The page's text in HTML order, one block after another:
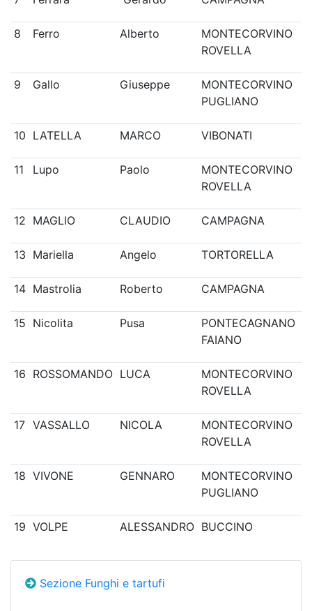
8 Ferro Alberto
MONTECORVINO
ROVELLA
9 Gallo Giuseppe
MONTECORVINO
PUGLIANO
10 LATELLA MARCO VIBONATI
11 Lupo Paolo
MONTECORVINO
ROVELLA
12 MAGLIO CLAUDIO CAMPAGNA
13 Mariella Angelo TORTORELLA
14 Mastrolia Roberto CAMPAGNA
15 Nicolita Pusa
PONTECAGNANO
FAIANO
16 ROSSOMANDO LUCA
MONTECORVINO
ROVELLA
17 VASSALLO NICOLA
MONTECORVINO
ROVELLA
18 VIVONE GENNARO
MONTECORVINO
PUGLIANO
19 VOLPE ALESSANDRO BUCCINO
Sezione Funghi e tartufi